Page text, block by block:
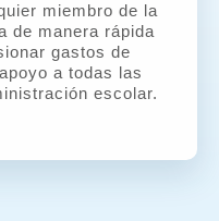
miembro de la
de manera rápida
gastos de
a todas las
escolar.